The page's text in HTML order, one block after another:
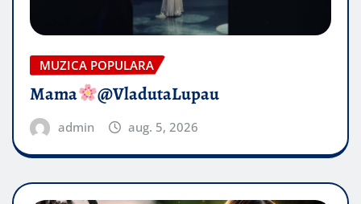
MUZICA POPULARA
Mama @VladutaLupau
admin aug. 5, 2026